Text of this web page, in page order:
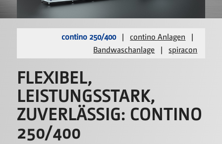
contino 250/400 | contino Anlagen |
Bandwaschanlage |spiracon
FLEXIBEL,
LEISTUNGSSTARK,
ZUVERLÄSSIG: CONTINO
250/400